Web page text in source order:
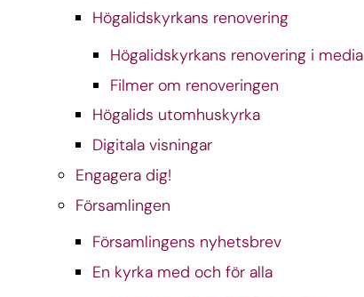
Högalidskyrkans renovering
Högalidskyrkans renovering i media
Filmer om renoveringen
Högalids utomhuskyrka
Digitala visningar
Engagera dig!
Församlingen
Församlingens nyhetsbrev
En kyrka med och för alla